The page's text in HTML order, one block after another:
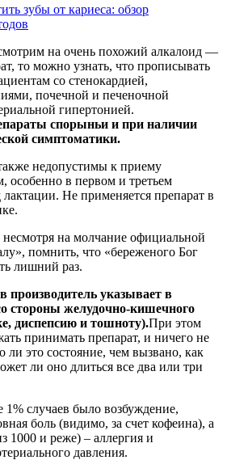
зубы от кариеса: обзор
на очень похожий алкалоид —
то можно узнать, что прописывать
со стенокардией,
почечной и печеночной
гипертонией.
спорыньи и при наличии
симптоматики.
недопустимы к приему
в первом и третьем
Не применяется препарат в
на молчание официальной
помнить, что «береженого Бог
лишний раз.
производитель указывает в
стороны желудочно-кишечного
диспепсию и тошноту).При этом
принимать препарат, и ничего не
ли это состояние, чем вызвано, как
ли оно длиться все два или три
1% случаев было возбуждение,
боль (видимо, за счет кофеина), а
1000 и реже) – аллергия и
давления.